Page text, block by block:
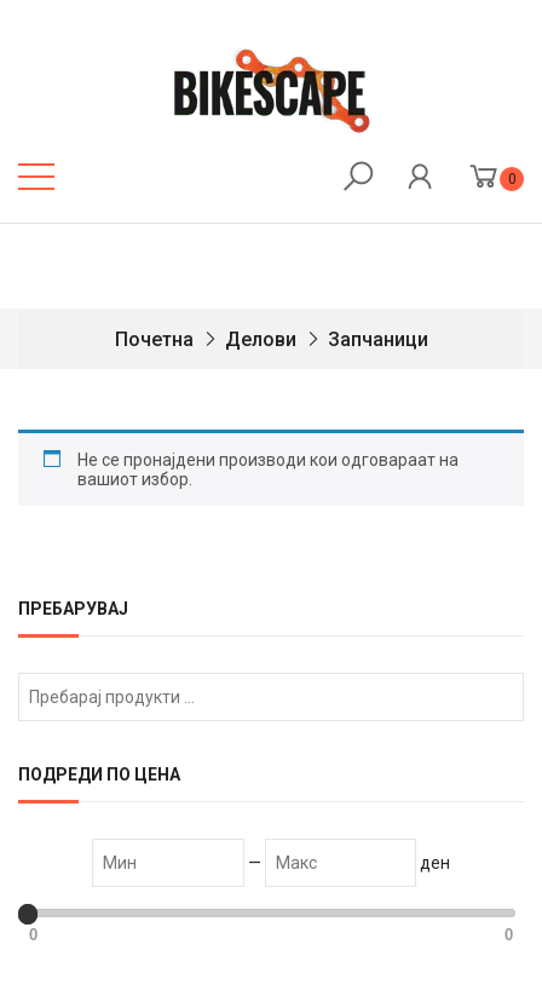
0
Почетна Делови Запчаници
ПРЕБАРУВАЈ
ПОДРЕДИ ПО ЦЕНА
— ден
0 0
Не се пронајдени производи кои одговараат на
вашиот избор.